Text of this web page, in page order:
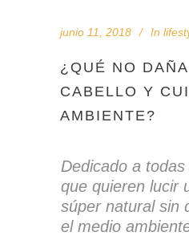
junio 11, 2018 In
¿QUÉ NO
CABELLO Y
AMBIENTE?
Dedicado a
que quieren lucir
súper natural sin
el medio